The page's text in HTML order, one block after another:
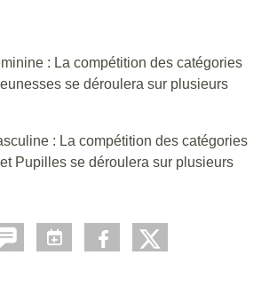
: La compétition des catégories
se déroulera sur plusieurs
: La compétition des catégories
Pupilles se déroulera sur plusieurs